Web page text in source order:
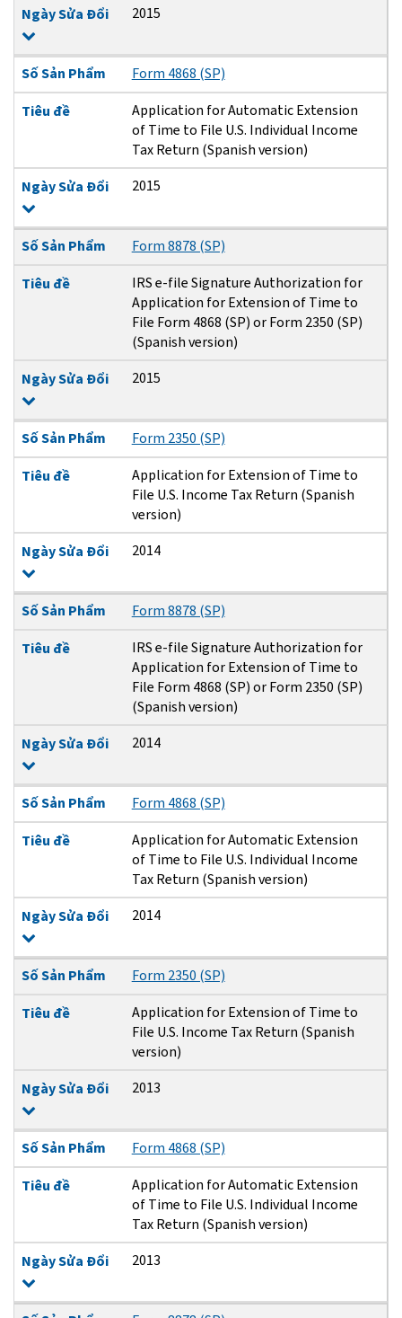
Ngày Sửa Đổi 2015
Số Sản Phẩm
Form 4868 (SP)
Tiêu đề
Application for Automatic Extension
of Time to File U.S. Individual Income
Tax Return (Spanish version)
Ngày Sửa Đổi
2015
Số Sản Phẩm
Form 8878 (SP)
Tiêu đề
IRS e-file Signature Authorization for
Application for Extension of Time to
File Form 4868 (SP) or Form 2350 (SP)
(Spanish version)
Ngày Sửa Đổi
2015
Số Sản Phẩm
Form 2350 (SP)
Tiêu đề
Application for Extension of Time to
File U.S. Income Tax Return (Spanish
version)
Ngày Sửa Đổi
2014
Số Sản Phẩm
Form 8878 (SP)
Tiêu đề
IRS e-file Signature Authorization for
Application for Extension of Time to
File Form 4868 (SP) or Form 2350 (SP)
(Spanish version)
Ngày Sửa Đổi
2014
Số Sản Phẩm
Form 4868 (SP)
Tiêu đề
Application for Automatic Extension
of Time to File U.S. Individual Income
Tax Return (Spanish version)
Ngày Sửa Đổi
2014
Số Sản Phẩm
Form 2350 (SP)
Tiêu đề
Application for Extension of Time to
File U.S. Income Tax Return (Spanish
version)
Ngày Sửa Đổi
2013
Số Sản Phẩm
Form 4868 (SP)
Tiêu đề
Application for Automatic Extension
of Time to File U.S. Individual Income
Tax Return (Spanish version)
Ngày Sửa Đổi
2013